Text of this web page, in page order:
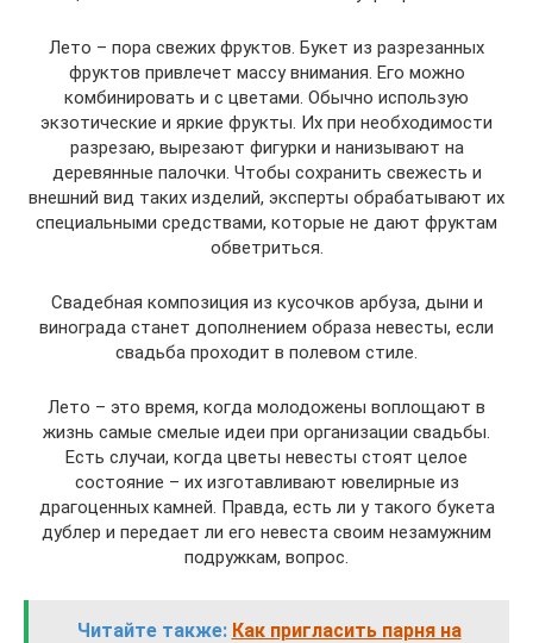
Лето – пора свежих фруктов. Букет из разрезанных
фруктов привлечет массу внимания. Его можно
комбинировать и с цветами. Обычно использую
экзотические и яркие фрукты. Их при необходимости
разрезаю, вырезают фигурки и нанизывают на
деревянные палочки. Чтобы сохранить свежесть и
внешний вид таких изделий, эксперты обрабатывают их
специальными средствами, которые не дают фруктам
обветриться.
Свадебная композиция из кусочков арбуза, дыни и
винограда станет дополнением образа невесты, если
свадьба проходит в полевом стиле.
Лето – это время, когда молодожены воплощают в
жизнь самые смелые идеи при организации свадьбы.
Есть случаи, когда цветы невесты стоят целое
состояние – их изготавливают ювелирные из
драгоценных камней. Правда, есть ли у такого букета
дублер и передает ли его невеста своим незамужним
подружкам, вопрос.
Читайте также: Как пригласить парня на